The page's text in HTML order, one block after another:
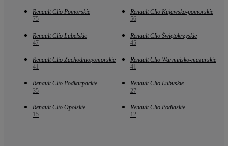
Renault Clio Pomorskie
75
Renault Clio Kujawsko-pomorskie
56
Renault Clio Lubelskie
47
Renault Clio Świętokrzyskie
45
Renault Clio Zachodniopomorskie
41
Renault Clio Warmińsko-mazurskie
41
Renault Clio Podkarpackie
35
Renault Clio Lubuskie
27
Renault Clio Opolskie
15
Renault Clio Podlaskie
12